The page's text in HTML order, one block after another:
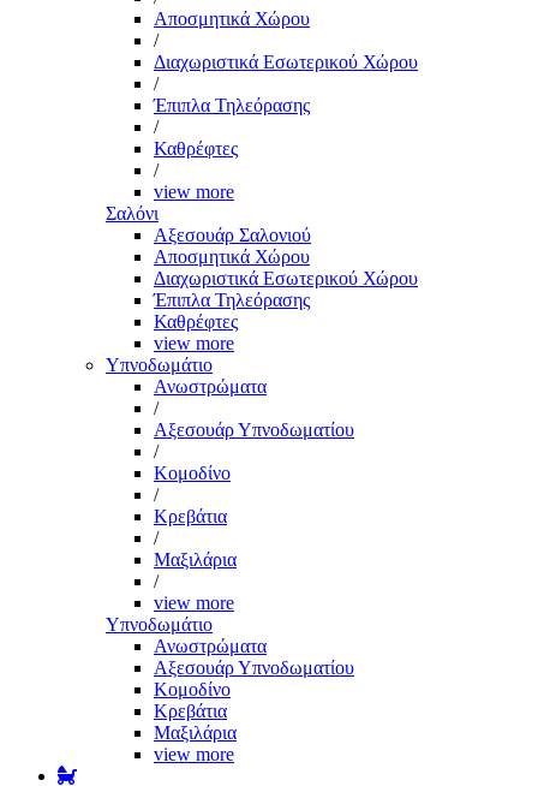
Αποσμητικά Χώρου
/
Διαχωριστικά Εσωτερικού Χώρου
/
Έπιπλα Τηλεόρασης
/
Καθρέφτες
/
view more
Σαλόνι
Αξεσουάρ Σαλονιού
Αποσμητικά Χώρου
Διαχωριστικά Εσωτερικού Χώρου
Έπιπλα Τηλεόρασης
Καθρέφτες
view more
Υπνοδωμάτιο
Ανωστρώματα
/
Αξεσουάρ Υπνοδωματίου
/
Κομοδίνο
/
Κρεβάτια
/
Μαξιλάρια
/
view more
Υπνοδωμάτιο
Ανωστρώματα
Αξεσουάρ Υπνοδωματίου
Κομοδίνο
Κρεβάτια
Μαξιλάρια
view more